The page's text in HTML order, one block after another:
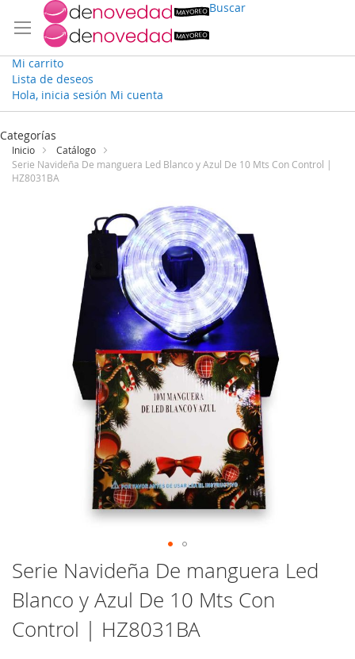
Buscar
Mi carrito
Lista de deseos
Hola, inicia sesión Mi cuenta
Ir
contenido
Categorías
Inicio
Catálogo
Serie Navideña De manguera Led Blanco y Azul De 10 Mts Con Control |
HZ8031BA
Saltar
al
comienzo
de
la
Serie Navideña De manguera Led
Blanco y Azul De 10 Mts Con
Control | HZ8031BA